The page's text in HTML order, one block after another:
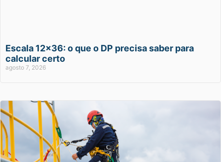
Escala 12×36: o que o DP precisa saber para
calcular certo
agosto 7, 2026